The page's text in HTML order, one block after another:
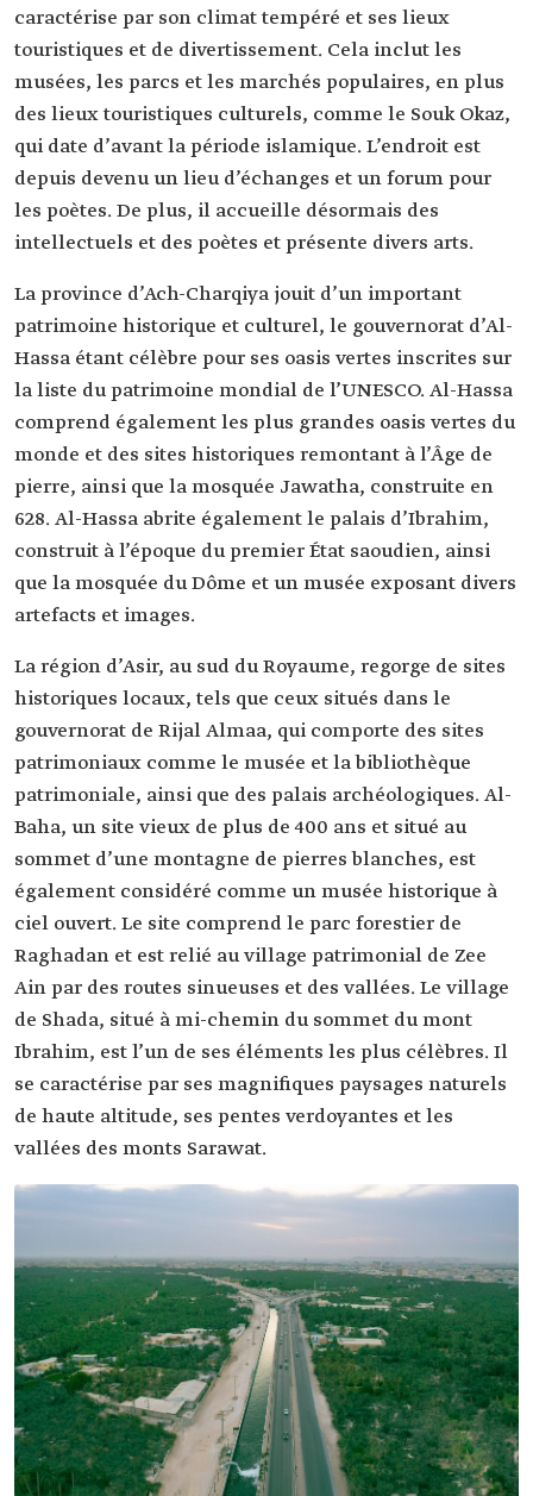
caractérise par son climat tempéré et ses lieux
touristiques et de divertissement. Cela inclut les
musées, les parcs et les marchés populaires, en plus
des lieux touristiques culturels, comme le Souk Okaz,
qui date d’avant la période islamique. L’endroit est
depuis devenu un lieu d’échanges et un forum pour
les poètes. De plus, il accueille désormais des
intellectuels et des poètes et présente divers arts.
La province d’Ach-Charqiya jouit d’un important
patrimoine historique et culturel, le gouvernorat d’Al-
Hassa étant célèbre pour ses oasis vertes inscrites sur
la liste du patrimoine mondial de l’UNESCO. Al-Hassa
comprend également les plus grandes oasis vertes du
monde et des sites historiques remontant à l’Âge de
pierre, ainsi que la mosquée Jawatha, construite en
628. Al-Hassa abrite également le palais d’Ibrahim,
construit à l’époque du premier État saoudien, ainsi
que la mosquée du Dôme et un musée exposant divers
artefacts et images.
La région d’Asir, au sud du Royaume, regorge de sites
historiques locaux, tels que ceux situés dans le
gouvernorat de Rijal Almaa, qui comporte des sites
patrimoniaux comme le musée et la bibliothèque
patrimoniale, ainsi que des palais archéologiques. Al-
Baha, un site vieux de plus de 400 ans et situé au
sommet d’une montagne de pierres blanches, est
également considéré comme un musée historique à
ciel ouvert. Le site comprend le parc forestier de
Raghadan et est relié au village patrimonial de Zee
Ain par des routes sinueuses et des vallées. Le village
de Shada, situé à mi-chemin du sommet du mont
Ibrahim, est l’un de ses éléments les plus célèbres. Il
se caractérise par ses magnifiques paysages naturels
de haute altitude, ses pentes verdoyantes et les
vallées des monts Sarawat.